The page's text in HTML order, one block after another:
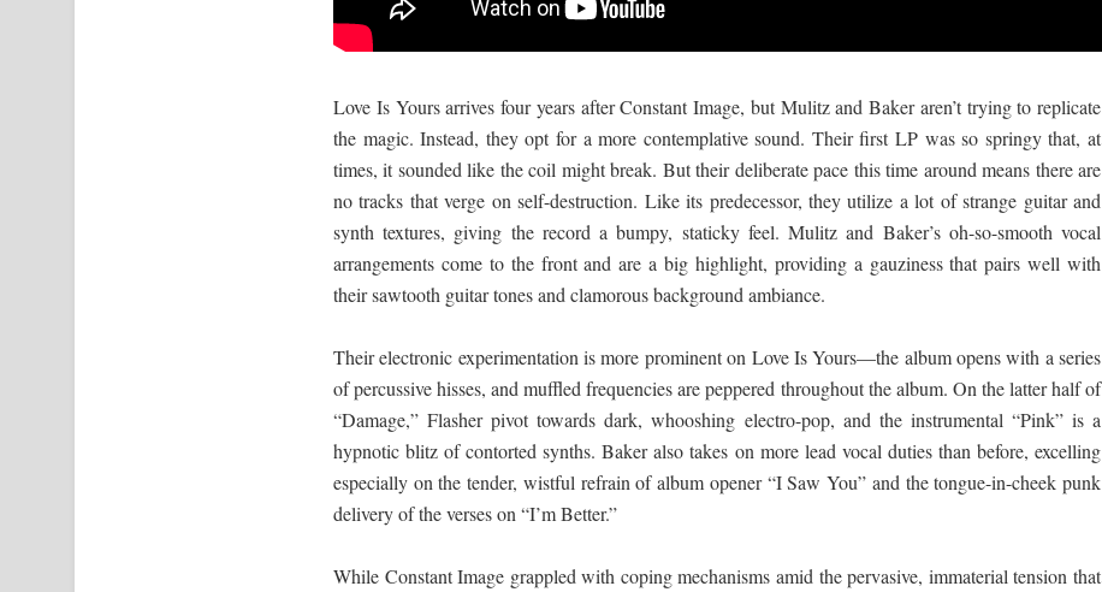
Love Is Yours arrives four years after Constant Image, but Mulitz and Baker aren’t trying to replicate
the magic. Instead, they opt for a more contemplative sound. Their first LP was so springy that, at
times, it sounded like the coil might break. But their deliberate pace this time around means there are
no tracks that verge on self-destruction. Like its predecessor, they utilize a lot of strange guitar and
synth textures, giving the record a bumpy, staticky feel. Mulitz and Baker’s oh-so-smooth vocal
arrangements come to the front and are a big highlight, providing a gauziness that pairs well with
their sawtooth guitar tones and clamorous background ambiance.
Their electronic experimentation is more prominent on Love Is Yours—the album opens with a series
of percussive hisses, and muffled frequencies are peppered throughout the album. On the latter half of
“Damage,” Flasher pivot towards dark, whooshing electro-pop, and the instrumental “Pink” is a
hypnotic blitz of contorted synths. Baker also takes on more lead vocal duties than before, excelling
especially on the tender, wistful refrain of album opener “I Saw You” and the tongue-in-cheek punk
delivery of the verses on “I’m Better.”
While Constant Image grappled with coping mechanisms amid the pervasive, immaterial tension that